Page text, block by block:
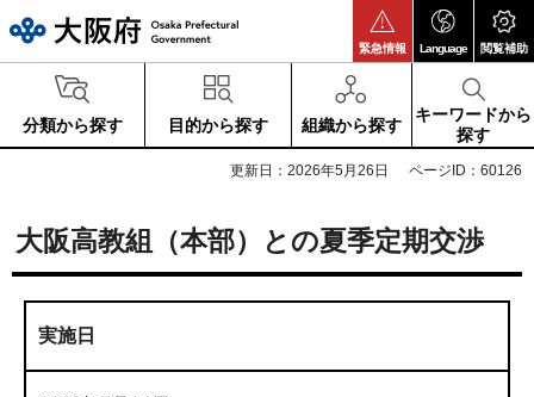
緊急情報 Language 閲覧補助
分類から探す 目的から探す 組織から探す
キーワードから
探す
更新日：2026年5月26日 ページID：60126
大阪高教組（本部）との夏季定期交渉
実施日